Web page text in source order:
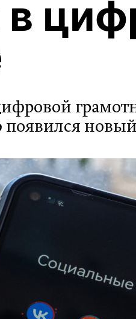
в
появился